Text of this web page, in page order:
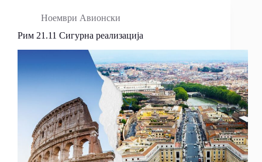
Ноември Авионски
Рим 21.11 Сигурна реализација